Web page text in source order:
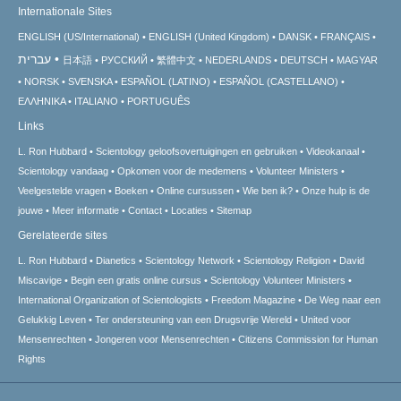
Internationale Sites
ENGLISH (US/International) ENGLISH (United Kingdom) DANSK FRANÇAIS
עברית 日本語 РУССКИЙ 繁體中文 NEDERLANDS DEUTSCH
MAGYAR
NORSK
SVENSKA ESPAÑOL (LATINO)
ESPAÑOL (CASTELLANO)
ΕΛΛΗΝΙΚA
ITALIANO PORTUGUÊS
Links
L. Ron Hubbard Scientology geloofsovertuigingen en gebruiken
Videokanaal
Scientology vandaag
Opkomen voor de medemens
Volunteer Ministers
Veelgestelde vragen
Boeken Online cursussen Wie ben ik?
Onze hulp is de
jouwe
Meer informatie Contact Locaties Sitemap
Gerelateerde sites
L. Ron Hubbard Dianetics Scientology Network Scientology Religion
David
Miscavige
Begin een gratis online cursus
Scientology Volunteer Ministers
International Organization of Scientologists
Freedom Magazine
De Weg naar een
Gelukkig Leven
Ter ondersteuning van een Drugsvrije Wereld
United voor
Mensenrechten
Jongeren voor Mensenrechten
Citizens Commission for Human
Rights